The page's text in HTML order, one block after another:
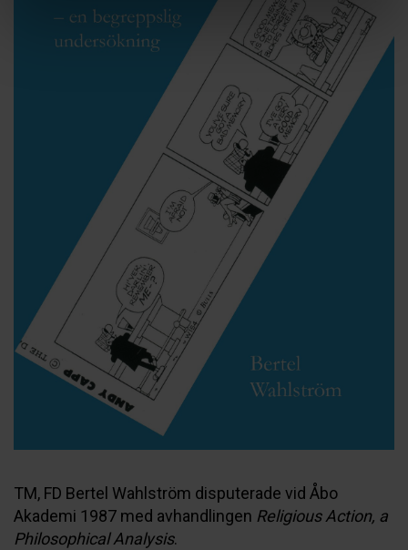
TM, FD Bertel Wahlström disputerade vid Åbo
Akademi 1987 med avhandlingen Religious Action, a
Philosophical Analysis.